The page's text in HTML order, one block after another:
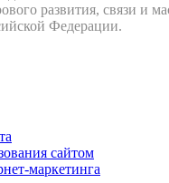
развития, связи и
Федерации.
сайтом
маркетинга